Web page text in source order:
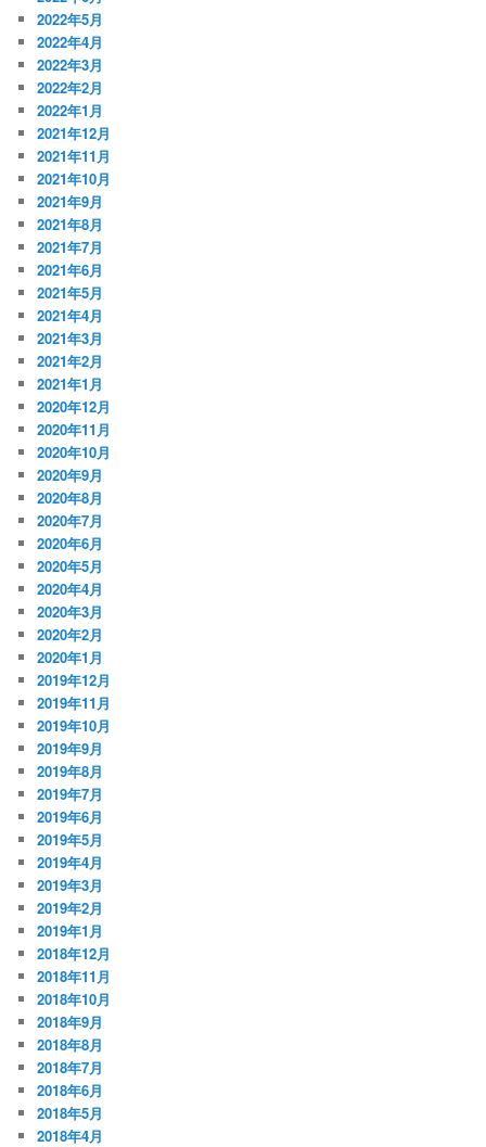
2022年5月
2022年4月
2022年3月
2022年2月
2022年1月
2021年12月
2021年11月
2021年10月
2021年9月
2021年8月
2021年7月
2021年6月
2021年5月
2021年4月
2021年3月
2021年2月
2021年1月
2020年12月
2020年11月
2020年10月
2020年9月
2020年8月
2020年7月
2020年6月
2020年5月
2020年4月
2020年3月
2020年2月
2020年1月
2019年12月
2019年11月
2019年10月
2019年9月
2019年8月
2019年7月
2019年6月
2019年5月
2019年4月
2019年3月
2019年2月
2019年1月
2018年12月
2018年11月
2018年10月
2018年9月
2018年8月
2018年7月
2018年6月
2018年5月
2018年4月